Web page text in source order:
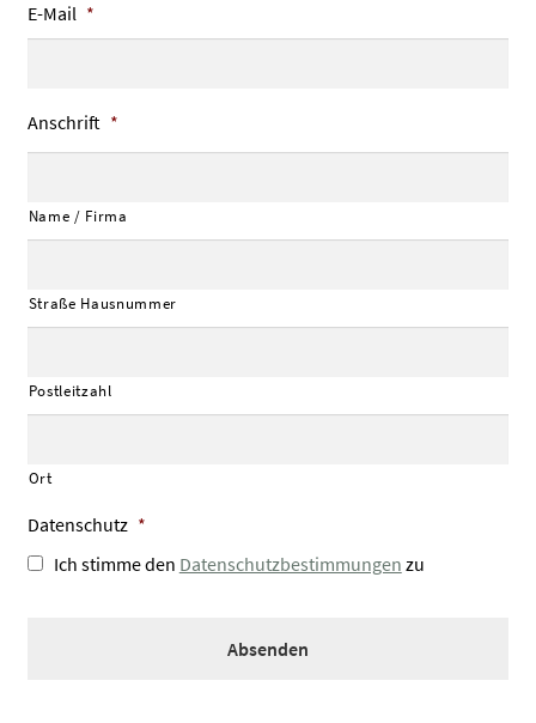
E-Mail *
Anschrift *
Name / Firma
Straße Hausnummer
Postleitzahl
Ort
Datenschutz *
Ich stimme den Datenschutzbestimmungen zu